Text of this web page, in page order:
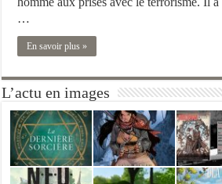
…
En savoir plus »
L’actu en images